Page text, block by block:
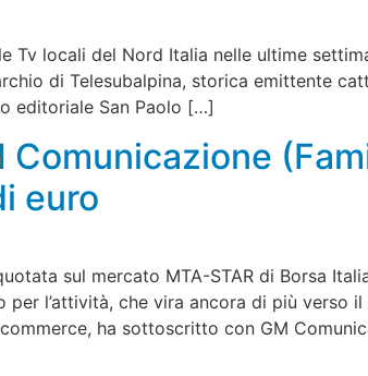
Tv locali del Nord Italia nelle ultime
di Telesubalpina, storica emittente
editoriale San Paolo […]
Comunicazione
euro
sul mercato MTA-STAR di Borsa
l’attività, che vira ancora di più verso
ha sottoscritto con GM